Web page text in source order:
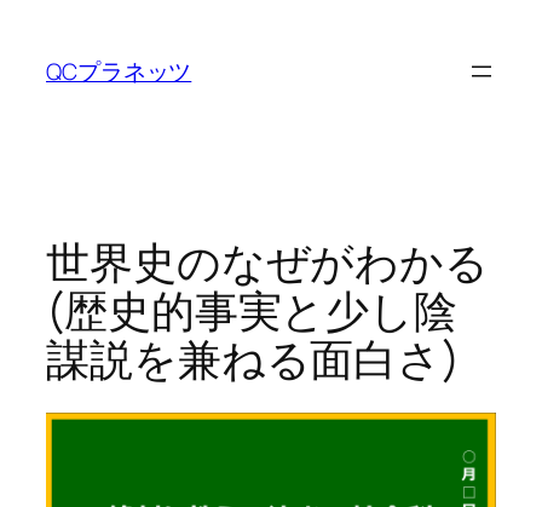
QCプラネッツ
世界史のなぜがわかる
(歴史的事実と少し陰
謀説を兼ねる面白さ)